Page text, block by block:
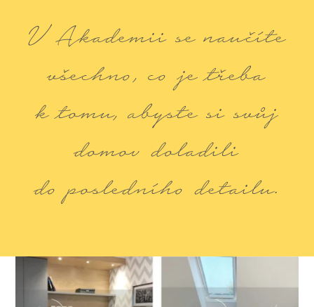
V Akademii se naučíte
všechno, co je třeba
k tomu, abyste si svůj
domov doladili
do posledního detailu.